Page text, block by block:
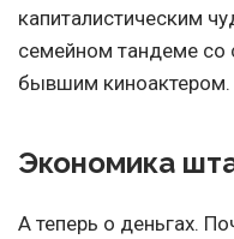
капиталистическим
семейном тандеме
бывшим киноактером.
Экономика
А теперь о деньгах.